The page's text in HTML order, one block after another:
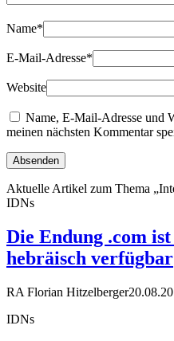
Name*
E-Mail-Adresse*
Website
Name, E-Mail-Adresse und
meinen nächsten Kommentar
Aktuelle Artikel zum Thema
IDNs
Die Endung .com
hebräisch verfügbar
RA Florian Hitzelberger
IDNs